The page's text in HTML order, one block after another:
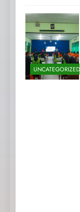
UNCATEGORIZED